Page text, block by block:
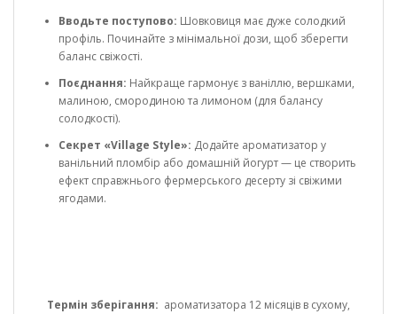
Вводьте поступово: Шовковиця має дуже солодкий
профіль. Починайте з мінімальної дози, щоб зберегти
баланс свіжості.
Поєднання: Найкраще гармонує з ваніллю, вершками,
малиною, смородиною та лимоном (для балансу
солодкості).
Секрет «Village Style»: Додайте ароматизатор у
ванільний пломбір або домашній йогурт — це створить
ефект справжнього фермерського десерту зі свіжими
ягодами.
Термін зберігання: ароматизатора 12 місяців в сухому,